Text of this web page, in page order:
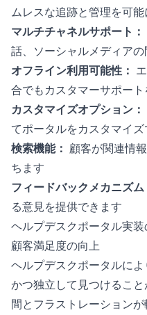
ムレスな追跡と管理を可
マルチチャネルサポート：
話、ソーシャルメディア
オフライン利用可能性：
合でもカスタマーサポー
カスタマイズオプション：
てポータルをカスタマイ
検索機能： 顧客が関連情
ちます
フィードバックメカニズム
る意見を提供できます
ヘルプデスクポータル実装
顧客満足度の向上
ヘルプデスクポータルに
かつ独立して見つけるこ
間とフラストレーション